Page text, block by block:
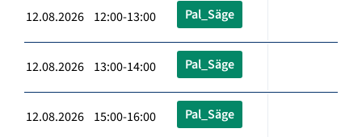
12.08.2026 12:00-13:00 Pal_Säge
12.08.2026 13:00-14:00 Pal_Säge
12.08.2026 15:00-16:00 Pal_Säge